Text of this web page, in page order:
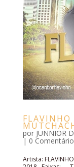
FLAVINHO
por JUNNIOR
| 0
Artista: